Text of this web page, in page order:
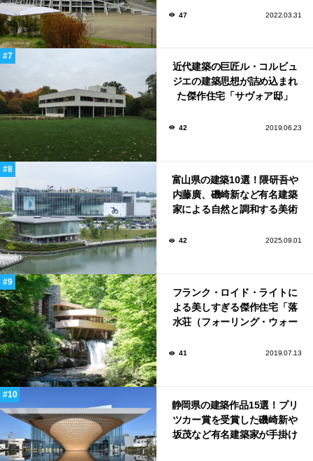
47 2022.03.31
近代建築の巨匠ル・コルビュ
ジエの建築思想が詰め込まれ
た傑作住宅「サヴォア邸」
42 2019.06.23
富山県の建築10選！隈研吾や
内藤廣、磯崎新など有名建築
家による自然と調和する美術
42 2025.09.01
フランク・ロイド・ライトに
よる美しすぎる傑作住宅「落
水荘（フォーリング・ウォー
41 2019.07.13
静岡県の建築作品15選！プリ
ツカー賞を受賞した磯崎新や
坂茂など有名建築家が手掛け